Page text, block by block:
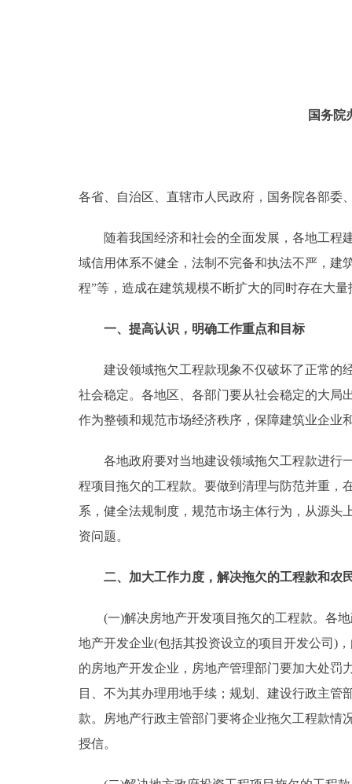
参与调查
绿色北京
ESPAÑOL
ITALIANO
国务院
各省、自治区、直辖市人民政府，国务院各部
随着我国经济和社会的全面发展，各地工程建
域信用体系不健全，法制不完备和执法不严，建
程”等，造成在建筑规模不断扩大的同时存在大
一、提高认识，明确工作重点和目标
建设领域拖欠工程款现象不仅破坏了正常的经
社会稳定。各地区、各部门要从社会稳定的大局
作为整顿和规范市场经济秩序，保障建筑业企业
各地政府要对当地建设领域拖欠工程款进行一
程项目拖欠的工程款。要做到清理与防范并重，
系，健全法规制度，规范市场主体行为，从源头
资问题。
二、加大工作力度，解决拖欠的工程款和农
(一)解决房地产开发项目拖欠的工程款。各地
地产开发企业(包括其投资设立的项目开发公司)
的房地产开发企业，房地产管理部门要加大处罚
目、不为其办理用地手续；规划、建设行政主
款。房地产行政主管部门要将企业拖欠工程款情
授信。